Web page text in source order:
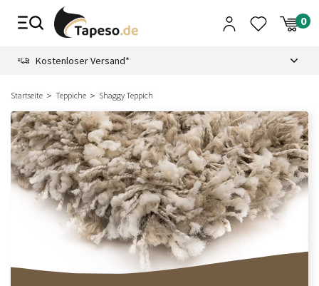
Zusammenbruch
Kostenloser Versand*
Startseite Teppiche Shaggy Teppich